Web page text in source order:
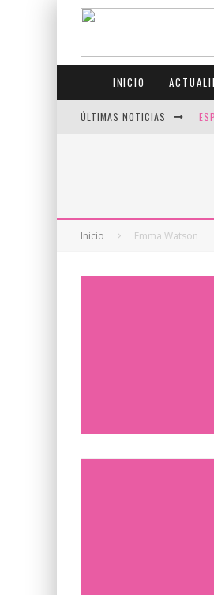
INICIO
ÚLTIMAS NOTICIAS
Inicio Emma Watson